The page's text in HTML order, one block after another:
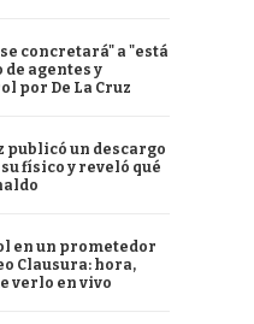
concretará" a "está
agentes y
por De La Cruz
publicó un descargo
físico y reveló qué
en un prometedor
Clausura: hora,
verlo en vivo